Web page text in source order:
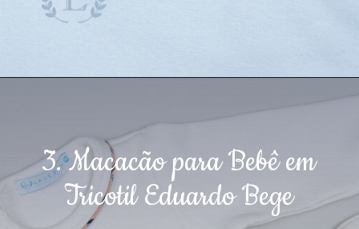
3. Macacão para Bebê em
Tricotil Eduardo Bege